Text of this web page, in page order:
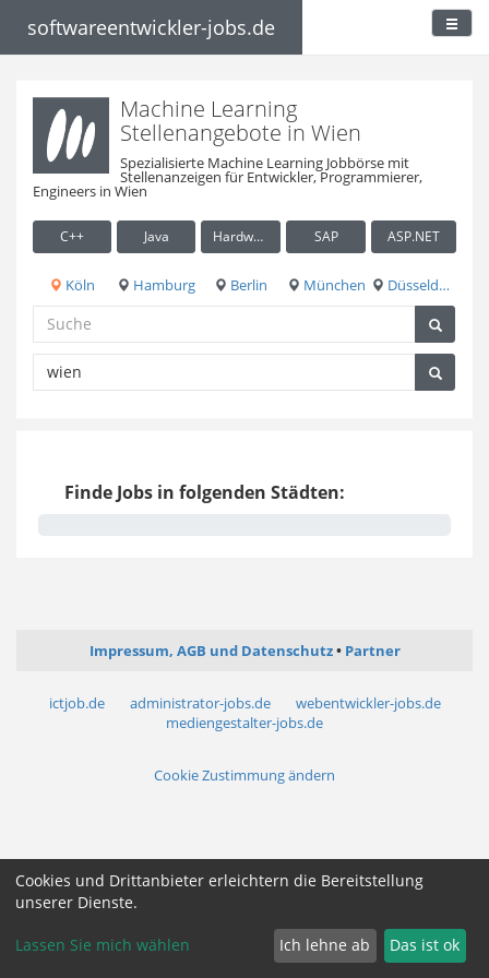
softwareentwickler-jobs.de
Machine Learning
Stellenangebote in Wien
Spezialisierte Machine Learning Jobbörse mit
Stellenanzeigen für Entwickler, Programmierer,
Engineers in Wien
C++ Java Hardware / Embedded SAP ASP.NET
Köln Hamburg Berlin München Düsseldorf
Finde Jobs in folgenden Städten:
Impressum, AGB und Datenschutz Partner
ictjob.de administrator-jobs.de
webentwickler-jobs.de
mediengestalter-jobs.de
Cookie Zustimmung ändern
Cookies und Drittanbieter erleichtern die Bereitstellung
unserer Dienste.
Lassen Sie mich wählen Ich lehne ab Das ist ok